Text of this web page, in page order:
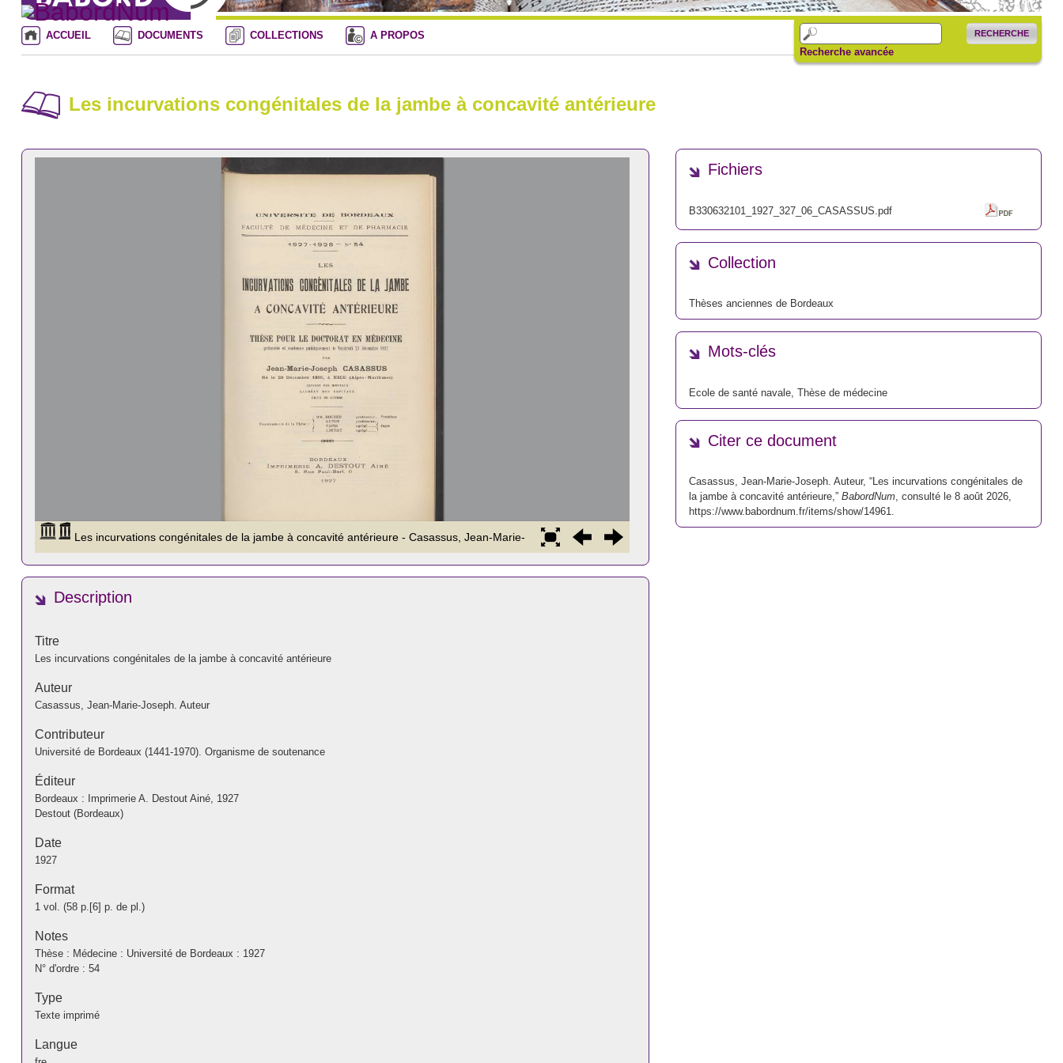
RECHERCHE
Recherche avancée
ACCUEIL DOCUMENTS COLLECTIONS A PROPOS
Les incurvations congénitales de la jambe à concavité antérieure
Description
Titre
Les incurvations congénitales de la jambe à concavité antérieure
Auteur
Casassus, Jean-Marie-Joseph. Auteur
Contributeur
Université de Bordeaux (1441-1970). Organisme de soutenance
Éditeur
Bordeaux : Imprimerie A. Destout Ainé, 1927
Destout (Bordeaux)
Date
1927
Format
1 vol. (58 p.[6] p. de pl.)
Notes
Thèse : Médecine : Université de Bordeaux : 1927
N° d'ordre : 54
Type
Texte imprimé
Langue
Fichiers
B330632101_1927_327_06_CASASSUS.pdf
Collection
Thèses anciennes de Bordeaux
Mots-clés
Ecole de santé navale, Thèse de médecine
Citer ce document
Casassus, Jean-Marie-Joseph. Auteur, “Les incurvations congénitales de
la jambe à concavité antérieure,” BabordNum, consulté le 8 août 2026,
https://www.babordnum.fr/items/show/14961.